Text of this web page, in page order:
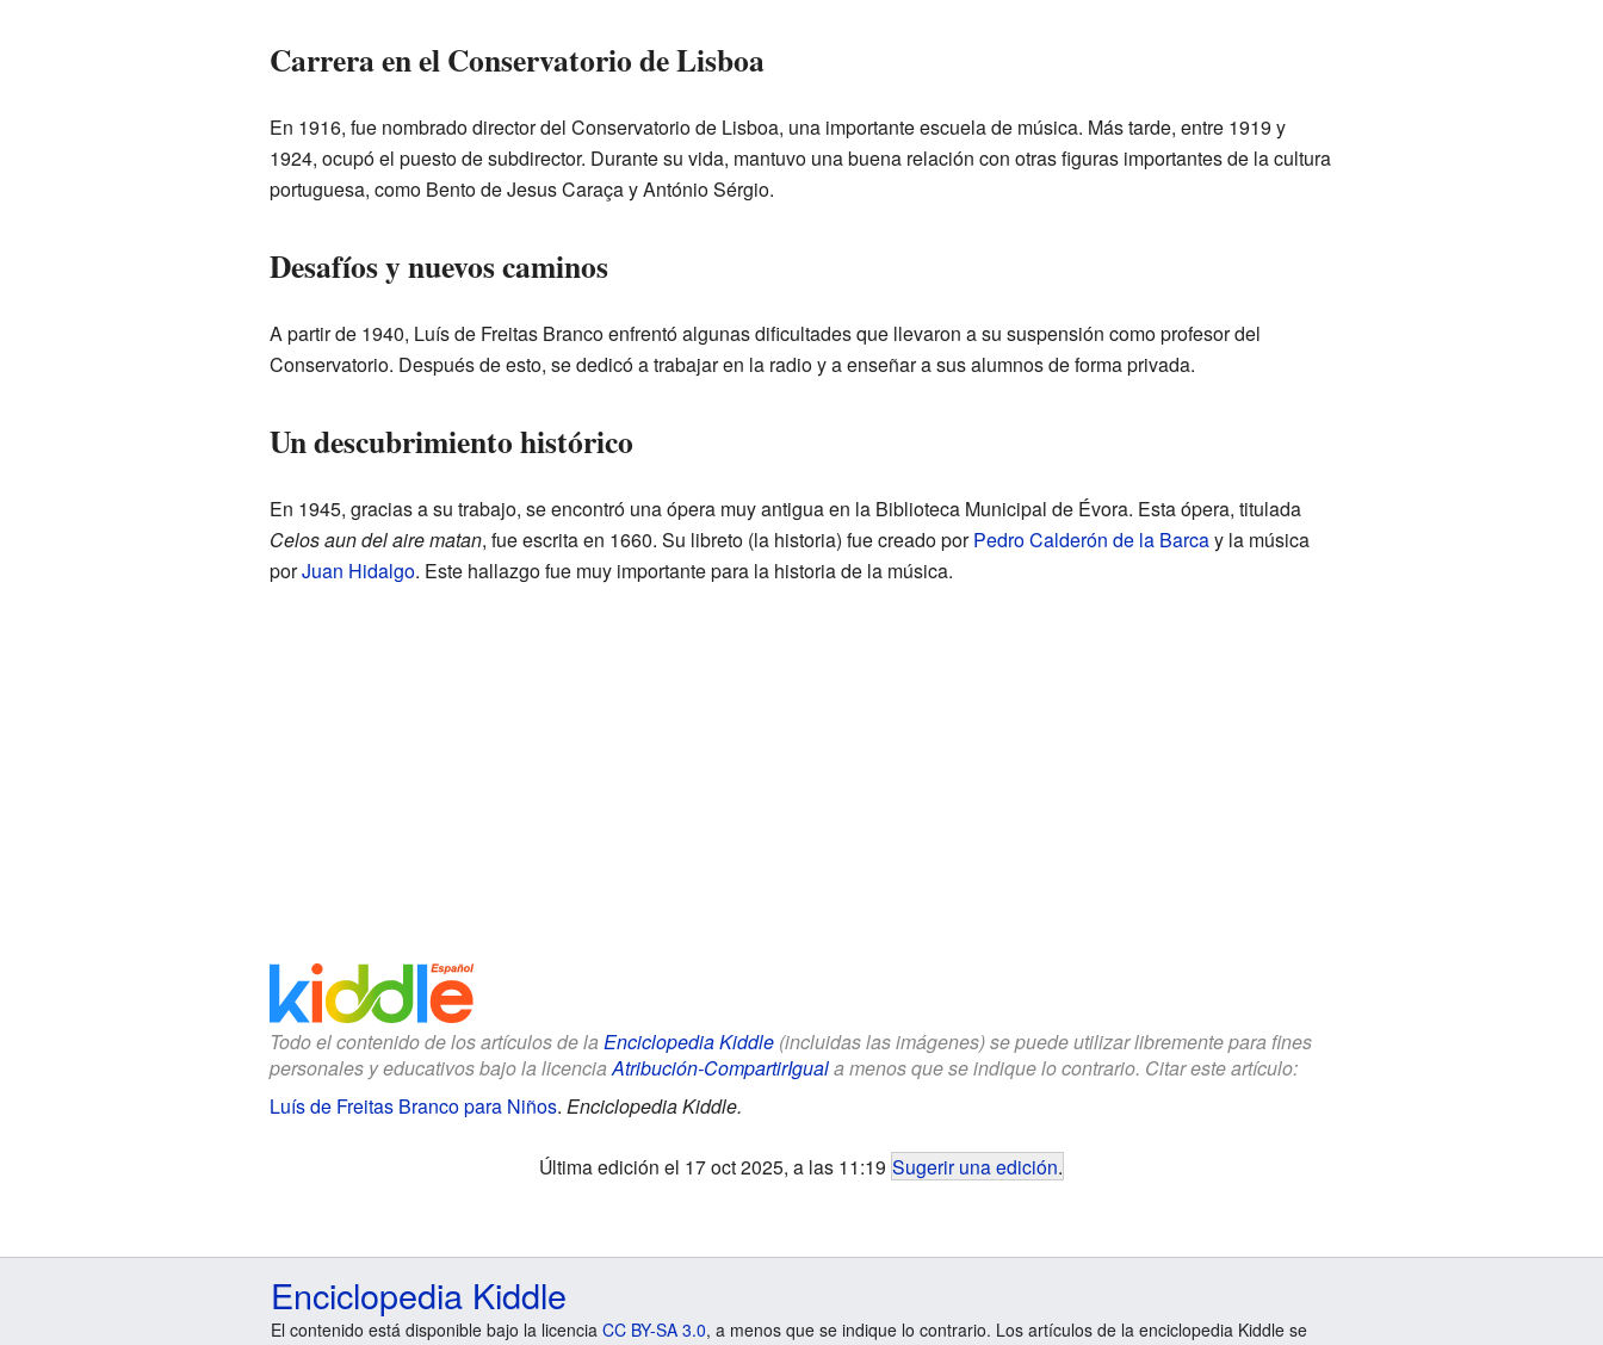
Carrera en el Conservatorio de Lisboa
En 1916, fue nombrado director del Conservatorio de Lisboa, una importante escuela de música. Más tarde, entre 1919 y
1924, ocupó el puesto de subdirector. Durante su vida, mantuvo una buena relación con otras figuras importantes de la cultura
portuguesa, como Bento de Jesus Caraça y António Sérgio.
Desafíos y nuevos caminos
A partir de 1940, Luís de Freitas Branco enfrentó algunas dificultades que llevaron a su suspensión como profesor del
Conservatorio. Después de esto, se dedicó a trabajar en la radio y a enseñar a sus alumnos de forma privada.
Un descubrimiento histórico
En 1945, gracias a su trabajo, se encontró una ópera muy antigua en la Biblioteca Municipal de Évora. Esta ópera, titulada
Celos aun del aire matan, fue escrita en 1660. Su libreto (la historia) fue creado porPedro Calderón de la Barcay la música
porJuan Hidalgo. Este hallazgo fue muy importante para la historia de la música.
Todo el contenido de los artículos de la Enciclopedia Kiddle(incluidas las imágenes) se puede utilizar libremente para fines
personales y educativos bajo la licenciaAtribución-CompartirIguala menos que se indique lo contrario. Citar este artículo:
Luís de Freitas Branco para Niños. Enciclopedia Kiddle.
Última edición el 17 oct 2025, a las 11:19 Sugerir una edición.
Enciclopedia Kiddle
El contenido está disponible bajo la licencia CC BY-SA 3.0, a menos que se indique lo contrario. Los artículos de la enciclopedia Kiddle se